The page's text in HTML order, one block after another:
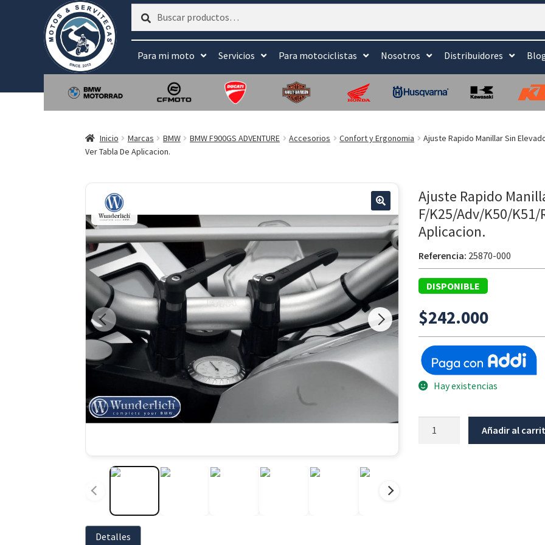
Buscar
Buscar
Para mi moto Servicios Para motociclistas Nosotros Distribuidores
Inicio Marcas BMW BMW F900GS ADVENTURE Accesorios Confort y Ergonomia
Ajuste Rapido Manillar Sin
Ver Tabla De Aplicacion.
🔍
Ajuste Rapido
F/K25/Adv/K50/K51/
Aplicacion.
Referencia: 25870-000
DISPONIBLE
$242.000
Hay existencias
Añadir al
Detalles